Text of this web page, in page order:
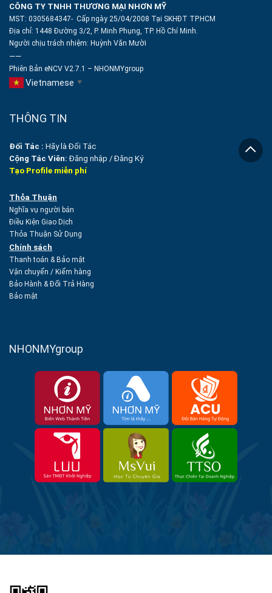
CÔNG TY TNHH THƯƠNG MẠI NHƠN MỸ
MST: 0305684347- Cấp ngày 25/04/2008 Tại SKHĐT TP.HCM
Địa chỉ: 1448 Đường 3/2, P. Minh Phụng, TP. Hồ Chí Minh.
Người chịu trách nhiệm: Huỳnh Văn Mười
——
Phiên Bản eNCV V2.7.1 – NHONMYgroup
Vietnamese ▼
THÔNG TIN
Đối Tác : Hãy là Đối Tác
Cộng Tác Viên: Đăng nhập /Đăng Ký
Tạo Profile miễn phí
Thỏa Thuận
Nghĩa vụ người bán
Điều Kiện Giao Dịch
Thỏa Thuận Sử Dụng
Chính sách
Thanh toán & Bảo mật
Vận chuyển / Kiểm hàng
Bảo Hành & Đổi Trả Hàng
Bảo mật
NHONMYgroup